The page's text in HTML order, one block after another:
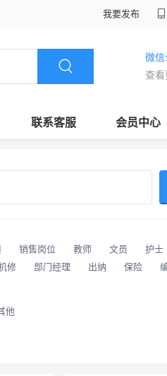
我要发布
微信
查
联系客服 会员中心
销售岗位 教师 文员 护士
修 部门经理 出纳 保险
他